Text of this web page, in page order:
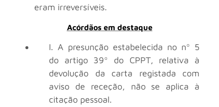
eram irreversíveis.
Acórdãos em destaque
I. A presunção estabelecida no nº 5
do artigo 39º do CPPT, relativa à
devolução da carta registada com
aviso de receção, não se aplica à
citação pessoal.